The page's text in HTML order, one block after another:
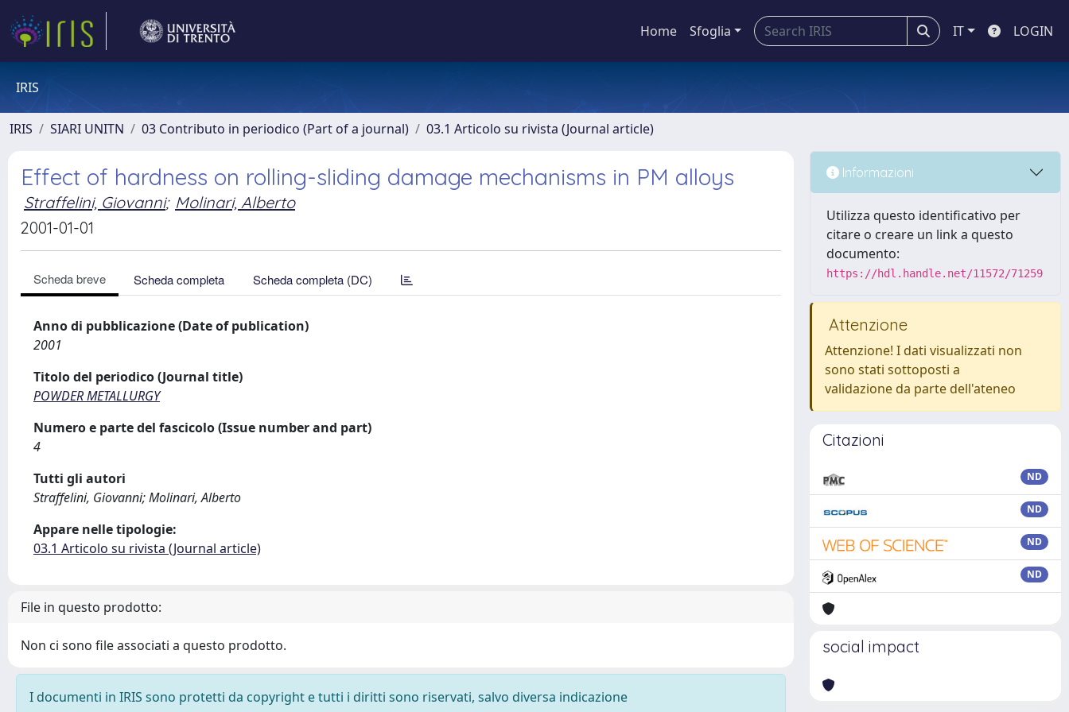
Home Sfoglia IT LOGIN
IRIS
IRIS SIARI UNITN 03 Contributo in periodico (Part of a journal) 03.1 Articolo su rivista (Journal article)
Effect of hardness on rolling-sliding damage mechanisms in PM alloys
Straffelini, Giovanni; Molinari, Alberto
2001-01-01
Scheda breve Scheda completa Scheda completa (DC)
Anno di pubblicazione (Date of publication)
2001
Titolo del periodico (Journal title)
POWDER METALLURGY
Numero e parte del fascicolo (Issue number and part)
4
Tutti gli autori
Straffelini, Giovanni; Molinari, Alberto
Appare nelle tipologie:
03.1 Articolo su rivista (Journal article)
File in questo prodotto:
Non ci sono file associati a questo prodotto.
I documenti in IRIS sono protetti da copyright e tutti i diritti sono riservati, salvo diversa indicazione
Informazioni
Utilizza questo identificativo per
citare o creare un link a questo
documento:
https://hdl.handle.net/11572/71259
Attenzione
Attenzione! I dati visualizzati non
sono stati sottoposti a
validazione da parte dell'ateneo
Citazioni
ND
ND
ND
ND
social impact